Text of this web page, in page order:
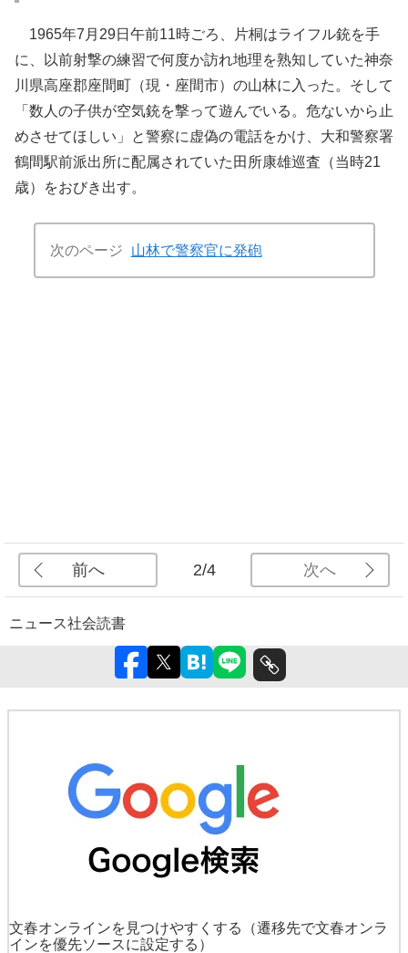
1965年7月29日午前11時ごろ、片桐はライフル銃を手
に、以前射撃の練習で何度か訪れ地理を熟知していた神奈
川県高座郡座間町（現・座間市）の山林に入った。そして
「数人の子供が空気銃を撃って遊んでいる。危ないから止
めさせてほしい」と警察に虚偽の電話をかけ、大和警察署
鶴間駅前派出所に配属されていた田所康雄巡査（当時21
歳）をおびき出す。
次のページ 山林で警察官に発砲
前へ 2/4 次へ
ニュース社会読書
文春オンラインを見つけやすくする
（遷移先で文春オンラ
インを優先ソースに設定する）